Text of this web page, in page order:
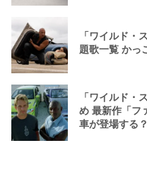
「ワイルド・
題歌一覧 かっ
「ワイルド・
め 最新作「フ
車が登場する？